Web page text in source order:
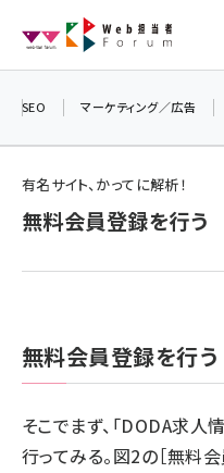
ン
note (2312)
z世代 (1622)
SEO マーケティング／広告
有名サイト、かってに解析！
無料会員登録を行う
無料会員登録を行う
そこでまず、「DODA求
行ってみる。図2の［無料